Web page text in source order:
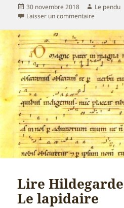
Publié
le
30 novembre 2018 Auteur
Le pendu
Laisser un commentairesur Lire
Lire
Le lapidaire